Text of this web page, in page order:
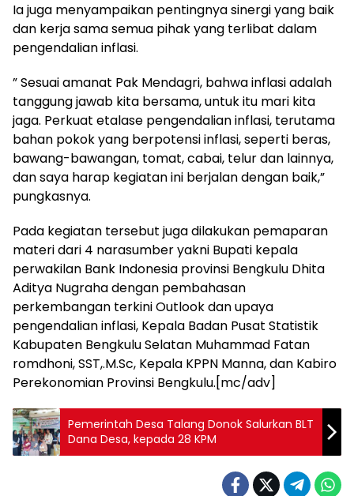
Ia juga menyampaikan pentingnya sinergi yang baik
dan kerja sama semua pihak yang terlibat dalam
pengendalian inflasi.
” Sesuai amanat Pak Mendagri, bahwa inflasi adalah
tanggung jawab kita bersama, untuk itu mari kita
jaga. Perkuat etalase pengendalian inflasi, terutama
bahan pokok yang berpotensi inflasi, seperti beras,
bawang-bawangan, tomat, cabai, telur dan lainnya,
dan saya harap kegiatan ini berjalan dengan baik,”
pungkasnya.
Pada kegiatan tersebut juga dilakukan pemaparan
materi dari 4 narasumber yakni Bupati kepala
perwakilan Bank Indonesia provinsi Bengkulu Dhita
Aditya Nugraha dengan pembahasan
perkembangan terkini Outlook dan upaya
pengendalian inflasi, Kepala Badan Pusat Statistik
Kabupaten Bengkulu Selatan Muhammad Fatan
romdhoni, SST,.M.Sc, Kepala KPPN Manna, dan Kabiro
Perekonomian Provinsi Bengkulu.[mc/adv]
Pemerintah Desa Talang Donok Salurkan BLT
Dana Desa, kepada 28 KPM